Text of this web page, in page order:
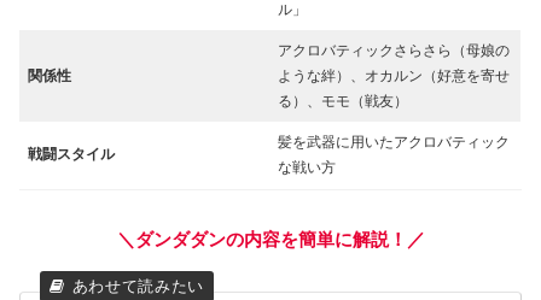
ル」
関係性
アクロバティックさらさら（母娘の
ような絆）、オカルン（好意を寄せ
る）、モモ（戦友）
戦闘スタイル
髪を武器に用いたアクロバティック
な戦い方
＼ダンダダンの内容を簡単に解説！／